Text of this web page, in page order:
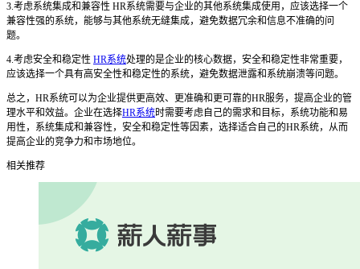
3.考虑系统集成和兼容性 HR系统需要与企业的其他系统集成使用，应该选择一个
兼容性强的系统，能够与其他系统无缝集成，避免数据冗余和信息不准确的问
题。
4.考虑安全和稳定性 HR系统处理的是企业的核心数据，安全和稳定性非常重要，
应该选择一个具有高安全性和稳定性的系统，避免数据泄露和系统崩溃等问题。
总之，HR系统可以为企业提供更高效、更准确和更可靠的HR服务，提高企业的管
理水平和效益。企业在选择HR系统时需要考虑自己的需求和目标，系统功能和易
用性，系统集成和兼容性，安全和稳定性等因素，选择适合自己的HR系统，从而
提高企业的竞争力和市场地位。
相关推荐